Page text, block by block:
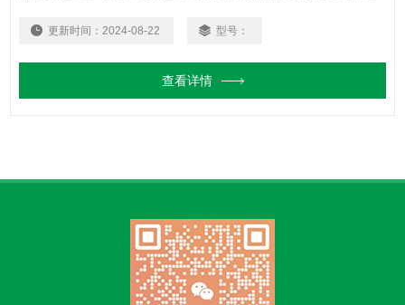
更新时间： 2024-08-22 型号：
查看详情